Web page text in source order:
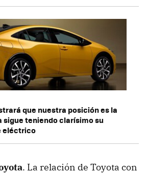
que nuestra posición es la
sigue teniendo clarísimo su
eléctrico
. La relación de Toyota con